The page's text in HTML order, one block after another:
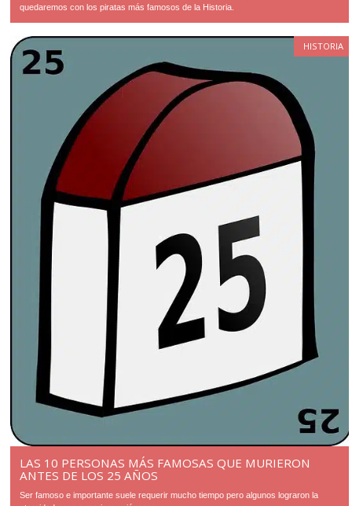
quedaremos con los piratas más famosos de la Historia.
HISTORIA
LAS 10 PERSONAS MÁS FAMOSAS QUE MURIERON
ANTES DE LOS 25 AÑOS
Ser famoso e importante suele requerir mucho tiempo pero algunos lograron la